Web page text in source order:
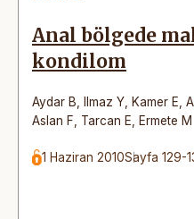
Anal bölgede
kondilom
Aydar B Ilmaz Y Kamer E
Aslan F
Tarcan E Ermete M
1 Haziran 2010Sayfa 129-